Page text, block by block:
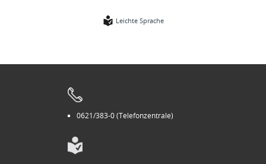
Leichte Sprache
0621/383-0 (Telefonzentrale)